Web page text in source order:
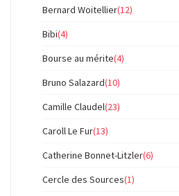
Bernard Woitellier(12)
Bibi(4)
Bourse au mérite(4)
Bruno Salazard(10)
Camille Claudel(23)
Caroll Le Fur(13)
Catherine Bonnet-Litzler(6)
Cercle des Sources(1)